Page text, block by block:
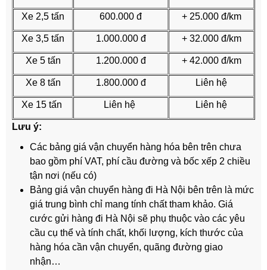
Xe 2,5 tấn 600.000 đ + 25.000 đ/km
Xe 3,5 tấn 1.000.000 đ + 32.000 đ/km
Xe 5 tấn 1.200.000 đ + 42.000 đ/km
Xe 8 tấn 1.800.000 đ Liên hệ
Xe 15 tấn Liên hệ Liên hệ
Lưu ý:
Các bảng giá vận chuyển hàng hóa bên trên chưa
bao gồm phí VAT, phí cầu đường và bốc xếp 2 chiều
tận nơi (nếu có)
Bảng giá vận chuyển hàng đi Hà Nội bên trên là mức
giá trung bình chỉ mang tính chất tham khảo. Giá
cước gửi hàng đi Hà Nội sẽ phụ thuộc vào các yêu
cầu cụ thể và tính chất, khối lượng, kích thước của
hàng hóa cần vận chuyển, quãng đường giao
nhận…